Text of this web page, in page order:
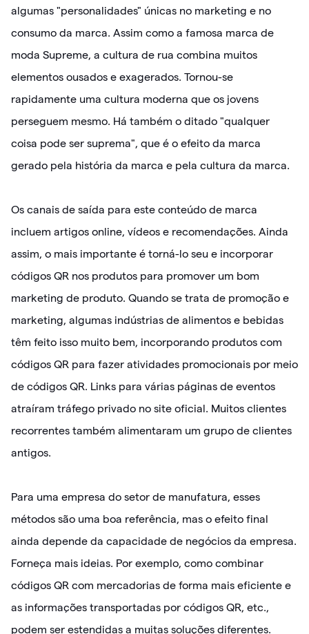
algumas "personalidades" únicas no marketing e no
consumo da marca. Assim como a famosa marca de
moda Supreme, a cultura de rua combina muitos
elementos ousados ​​e exagerados. Tornou-se
rapidamente uma cultura moderna que os jovens
perseguem mesmo. Há também o ditado "qualquer
coisa pode ser suprema", que é o efeito da marca
gerado pela história da marca e pela cultura da marca.
Os canais de saída para este conteúdo de marca
incluem artigos online, vídeos e recomendações. Ainda
assim, o mais importante é torná-lo seu e incorporar
códigos QR nos produtos para promover um bom
marketing de produto. Quando se trata de promoção e
marketing, algumas indústrias de alimentos e bebidas
têm feito isso muito bem, incorporando produtos com
códigos QR para fazer atividades promocionais por meio
de códigos QR. Links para várias páginas de eventos
atraíram tráfego privado no site oficial. Muitos clientes
recorrentes também alimentaram um grupo de clientes
antigos.
Para uma empresa do setor de manufatura, esses
métodos são uma boa referência, mas o efeito final
ainda depende da capacidade de negócios da empresa.
Forneça mais ideias. Por exemplo, como combinar
códigos QR com mercadorias de forma mais eficiente e
as informações transportadas por códigos QR, etc.,
podem ser estendidas a muitas soluções diferentes.